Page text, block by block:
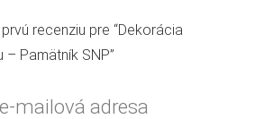
recenziu pre “Dekorácia
– Pamätník SNP”
mailová adresa